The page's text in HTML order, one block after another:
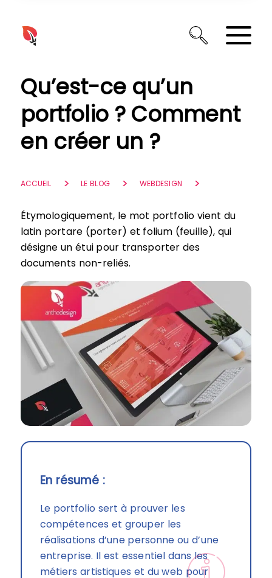
Qu’est-ce qu’un
portfolio ? Comment
en créer un ?
ACCUEIL LE BLOG WEBDESIGN
Étymologiquement, le mot portfolio vient du
latin portare (porter) et folium (feuille), qui
désigne un étui pour transporter des
documents non-reliés.
En résumé :
Le portfolio sert à prouver les
compétences et grouper les
réalisations d’une personne ou d’une
entreprise. Il est essentiel dans les
métiers artistiques et du web pour